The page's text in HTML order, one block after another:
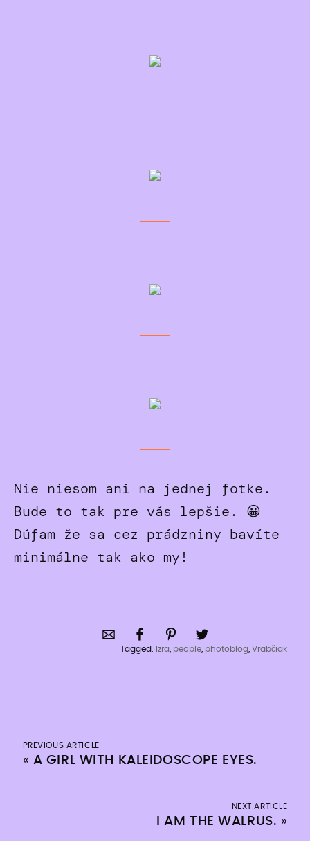
Nie niesom ani na jednej fotke.
Bude to tak pre vás lepšie. 😀
Dúfam že sa cez prádzniny bavíte
minimálne tak ako my!
Tagged: Izra people photoblog ,Vrabčiak
PREVIOUS ARTICLE
« A GIRL WITH KALEIDOSCOPE EYES.
NEXT ARTICLE
I AM THE WALRUS. »